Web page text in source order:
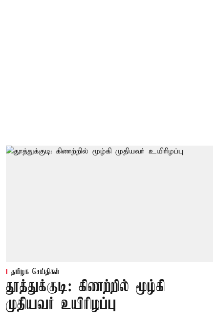
தமிழக செய்திகள்
தூத்துக்குடி: கிணற்றில் மூழ்கி
முதியவர் உயிரிழப்பு